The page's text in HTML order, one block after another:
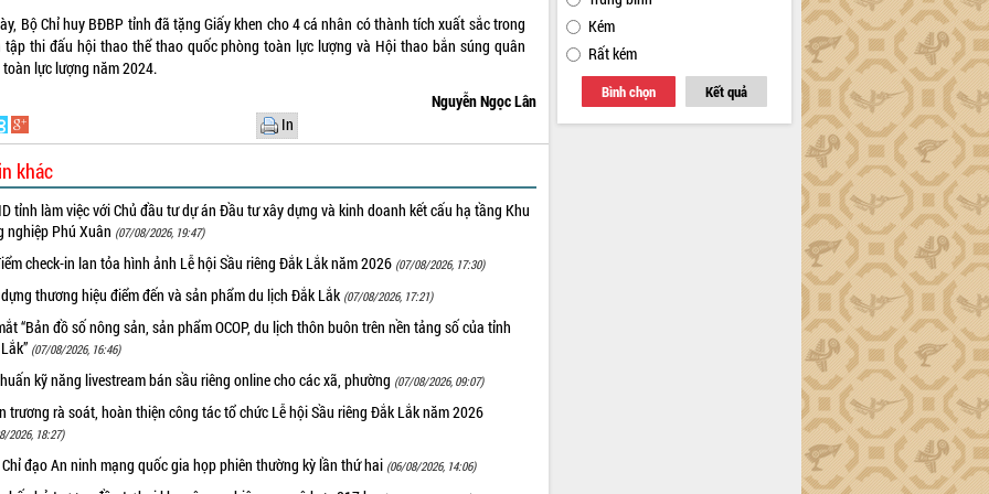
Bộ Chỉ huy BĐBP tỉnh đã tặng Giấy khen cho 4 cá nhân có thành tích xuất sắc trong
tập thi đấu hội thao thể thao quốc phòng toàn lực lượng và Hội thao bắn súng quân
lực lượng năm 2024.
Nguyễn Ngọc Lân
In
khác
tỉnh làm việc với Chủ đầu tư dự án Đầu tư xây dựng và kinh doanh kết cấu hạ tầng Khu
nghiệp Phú Xuân (07/08/2026, 19:47)
check-in lan tỏa hình ảnh Lễ hội Sầu riêng Đắk Lắk năm 2026 (07/08/2026, 17:30)
thương hiệu điểm đến và sản phẩm du lịch Đắk Lắk (07/08/2026, 17:21)
“Bản đồ số nông sản, sản phẩm OCOP, du lịch thôn buôn trên nền tảng số của tỉnh
(07/08/2026, 16:46)
kỹ năng livestream bán sầu riêng online cho các xã, phường (07/08/2026, 09:07)
trương rà soát, hoàn thiện công tác tổ chức Lễ hội Sầu riêng Đắk Lắk năm 2026
2026, 18:27)
đạo An ninh mạng quốc gia họp phiên thường kỳ lần thứ hai (06/08/2026, 14:06)
Kém
Rất kém
Bình chọn Kết quả